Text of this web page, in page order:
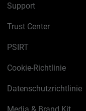
Support
Trust Center
PSIRT
Cookie-Richtlinie
Datenschutzrichtlinie